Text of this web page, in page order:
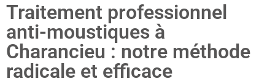
Traitement professionnel
anti-moustiques à
Charancieu : notre méthode
radicale et efficace